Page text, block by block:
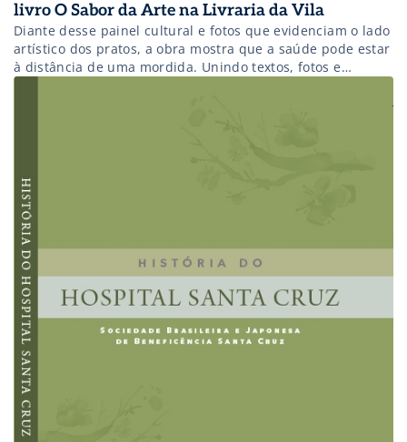
livro O Sabor da Arte na Livraria da Vila
Diante desse painel cultural e fotos que evidenciam o lado
artístico dos pratos, a obra mostra que a saúde pode estar
à distância de uma mordida. Unindo textos, fotos e
receitas inspiradoras, “O Sabor da Arte” mostra como